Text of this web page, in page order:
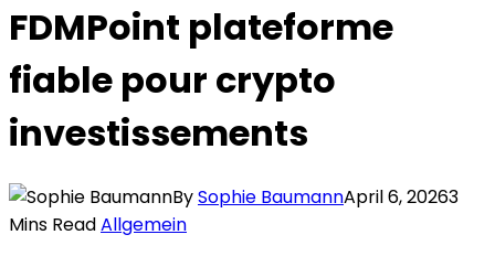
FDMPoint plateforme
fiable pour crypto
investissements
BySophie BaumannApril 6, 20263
Mins ReadAllgemein